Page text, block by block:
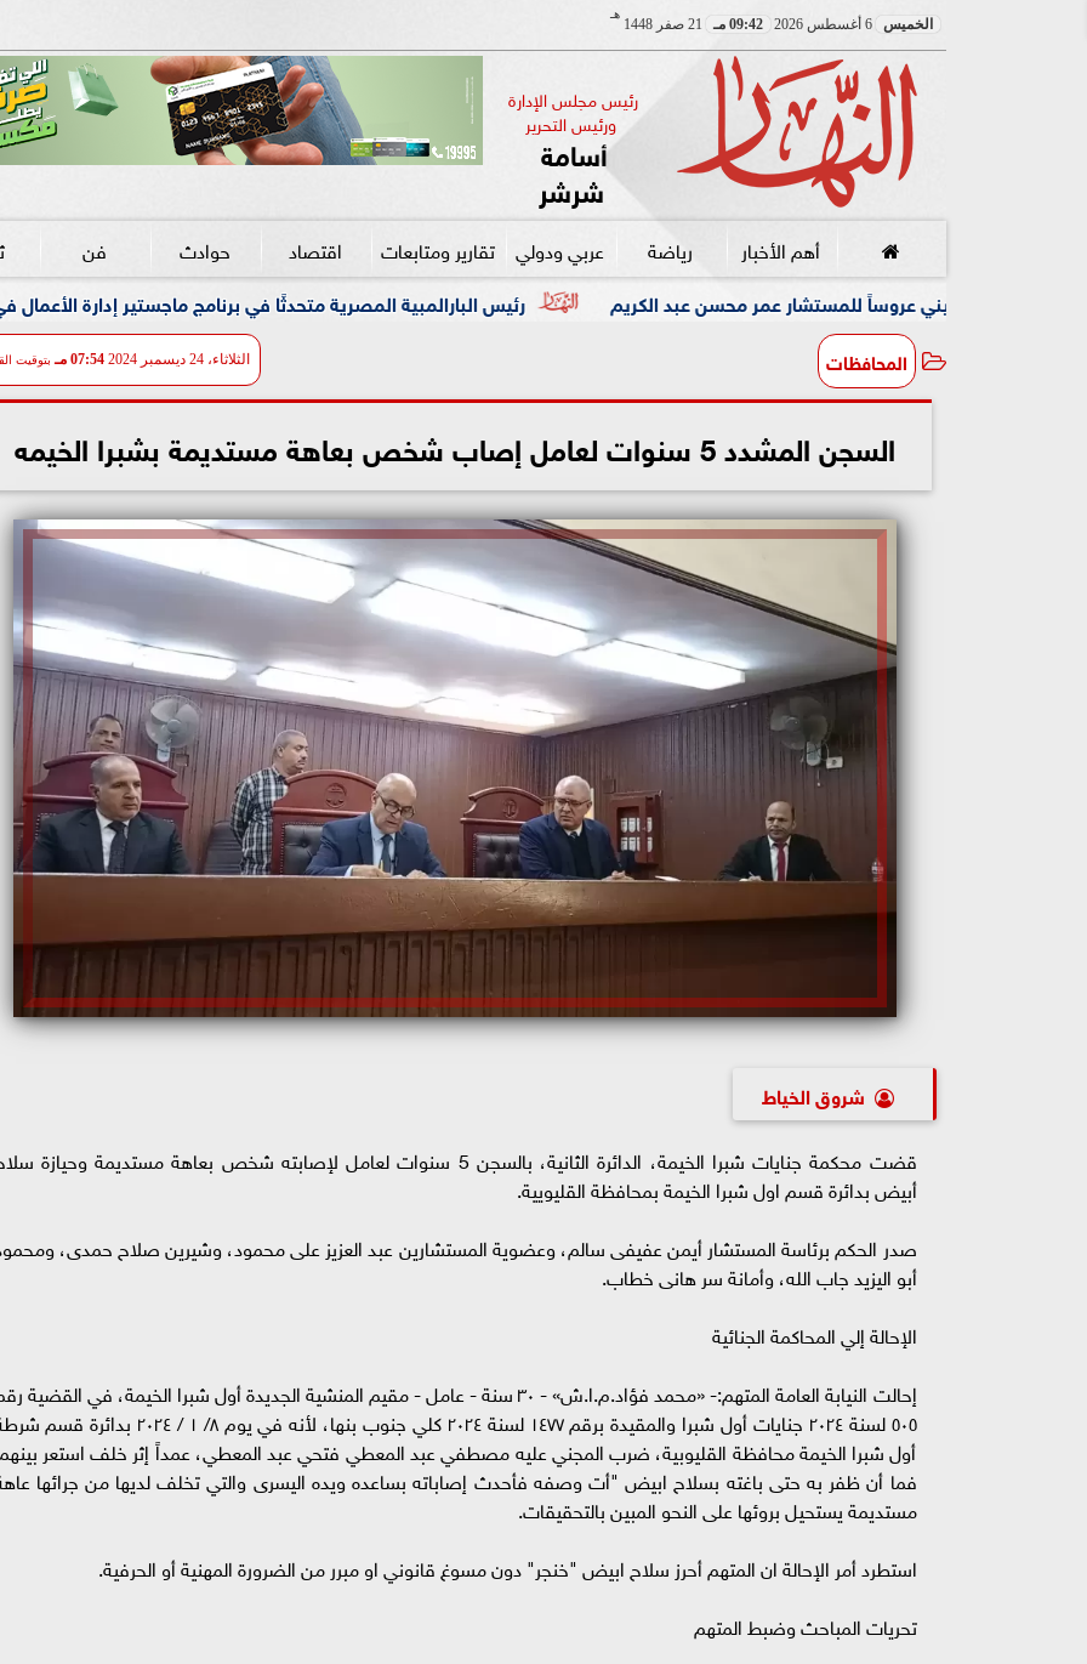
الخميس 6 أغسطس 2026 09:42 مـ 21 صفر 1448
هـ
رئيس مجلس الإدارة
ورئيس التحرير
أسامة
شرشر
أهم الأخبار رياضة عربي ودولي تقارير ومتابعات اقتصاد حوادث فن
رئيس البارالمبية المصرية متحدثًا في برنامج ماجستير إدارة الأعمال في إدارة الرياضة عروساً للمستشار عمر محسن عبد الكريم
المحافظات الثلاثاء، 24 ديسمبر 2024 07:54 مـ بتوقيت
السجن المشدد 5 سنوات لعامل إصاب شخص بعاهة مستديمة بشبرا الخيمه
شروق الخياط
قضت محكمة جنايات شبرا الخيمة، الدائرة الثانية، بالسجن 5 سنوات لعامل لإصابته شخص بعاهة مستديمة وحيازة
أبيض بدائرة قسم اول شبرا الخيمة بمحافظة القليويية.
صدر الحكم برئاسة المستشار أيمن عفيفى سالم، وعضوية المستشارين عبد العزيز على محمود، وشيرين صلاح حمدى،
أبو اليزيد جاب الله، وأمانة سر هانى خطاب.
الإحالة إلي المحاكمة الجنائية
إحالت النيابة العامة المتهم:- «محمد فؤاد.م.ا.ش» - ٣٠ سنة - عامل - مقيم المنشية الجديدة أول شبرا الخيمة، في القضية
٥٠٥ لسنة ٢٠٢٤ جنايات أول شبرا والمقيدة برقم ١٤٧٧ لسنة ۲۰۲٤ كلي جنوب بنها، لأنه في يوم ٨/ ١ / ٢٠٢٤
أول شبرا الخيمة محافظة القليوبية، ضرب المجني عليه مصطفي عبد المعطي فتحي عبد المعطي، عمداً إثر خلف استعر
فما أن ظفر به حتى باغته بسلاح ابيض "أت وصفه فأحدث إصاباته بساعده ويده اليسرى والتي تخلف لديها من جرائها
مستديمة يستحيل بروئها على النحو المبين بالتحقيقات.
استطرد أمر الإحالة ان المتهم أحرز سلاح ابيض "خنجر" دون مسوغ قانوني او مبرر من الضرورة المهنية أو الحرفية.
تحريات المباحث وضبط المتهم